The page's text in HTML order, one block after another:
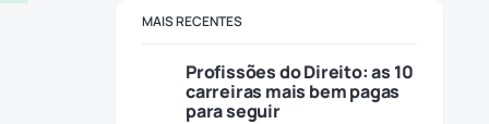
MAIS RECENTES
Profissões do Direito: as 10
carreiras mais bem pagas
para seguir